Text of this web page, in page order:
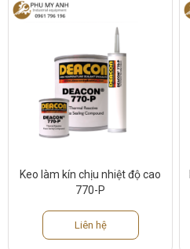
Keo làm kín chịu nhiệt độ cao
770-P
Liên hệ